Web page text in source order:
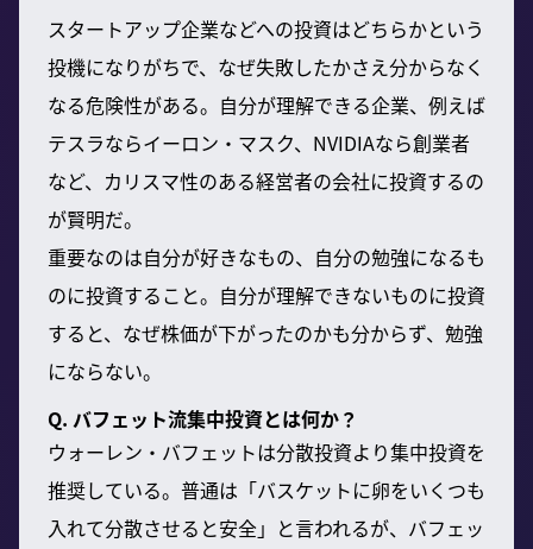
スタートアップ企業などへの投資はどちらかという
投機になりがちで、なぜ失敗したかさえ分からなく
なる危険性がある。自分が理解できる企業、例えば
テスラならイーロン・マスク、NVIDIAなら創業者
など、カリスマ性のある経営者の会社に投資するの
が賢明だ。
重要なのは自分が好きなもの、自分の勉強になるも
のに投資すること。自分が理解できないものに投資
すると、なぜ株価が下がったのかも分からず、勉強
にならない。
Q. バフェット流集中投資とは何か？
ウォーレン・バフェットは分散投資より集中投資を
推奨している。普通は「バスケットに卵をいくつも
入れて分散させると安全」と言われるが、バフェッ